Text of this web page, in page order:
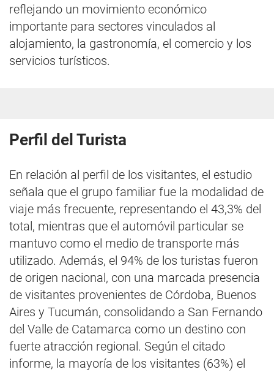
reflejando un movimiento económico
importante para sectores vinculados al
alojamiento, la gastronomía, el comercio y los
servicios turísticos.
Perfil del Turista
En relación al perfil de los visitantes, el estudio
señala que el grupo familiar fue la modalidad de
viaje más frecuente, representando el 43,3% del
total, mientras que el automóvil particular se
mantuvo como el medio de transporte más
utilizado. Además, el 94% de los turistas fueron
de origen nacional, con una marcada presencia
de visitantes provenientes de Córdoba, Buenos
Aires y Tucumán, consolidando a San Fernando
del Valle de Catamarca como un destino con
fuerte atracción regional. Según el citado
informe, la mayoría de los visitantes (63%) el